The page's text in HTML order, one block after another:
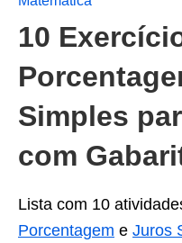
10
Simples
com
Lista com 10
Porcentagem e Juros